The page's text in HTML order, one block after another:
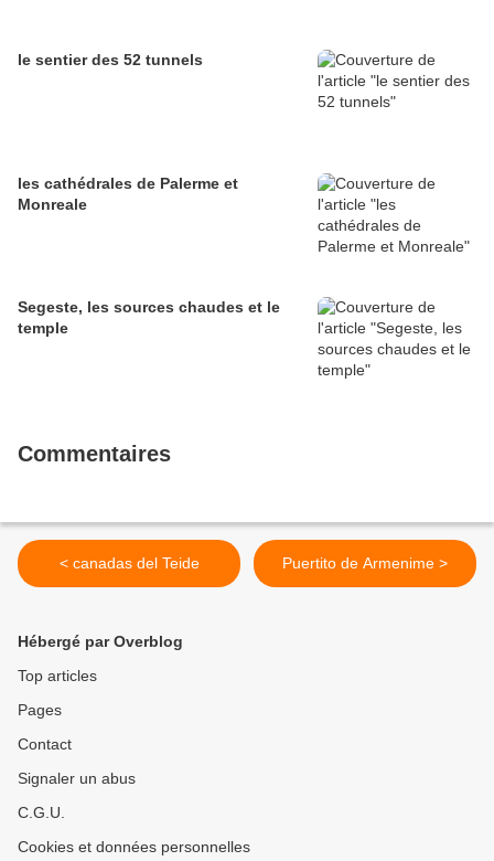
le sentier des 52 tunnels
les cathédrales de Palerme et
Monreale
Segeste, les sources chaudes et le
temple
Commentaires
< canadas del Teide Puertito de Armenime >
Hébergé par Overblog
Top articles
Pages
Contact
Signaler un abus
C.G.U.
Cookies et données personnelles